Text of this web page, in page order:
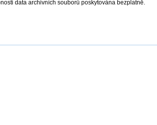
data archivních souborů poskytována bezplatně.